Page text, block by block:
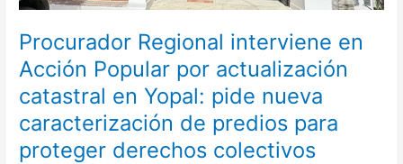
Procurador Regional interviene en
Acción Popular por actualización
catastral en Yopal: pide nueva
caracterización de predios para
proteger derechos colectivos
nueva
de
predios
para
proteger
derechos
colectivos